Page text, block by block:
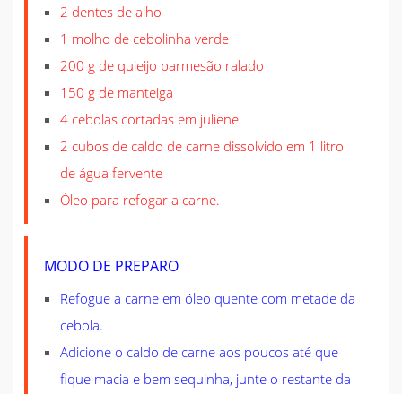
2 dentes de alho
1 molho de cebolinha verde
200 g de quieijo parmesão ralado
150 g de manteiga
4 cebolas cortadas em juliene
2 cubos de caldo de carne dissolvido em 1 litro
de água fervente
Óleo para refogar a carne.
MODO DE PREPARO
Refogue a carne em óleo quente com metade da
cebola.
Adicione o caldo de carne aos poucos até que
fique macia e bem sequinha, junte o restante da